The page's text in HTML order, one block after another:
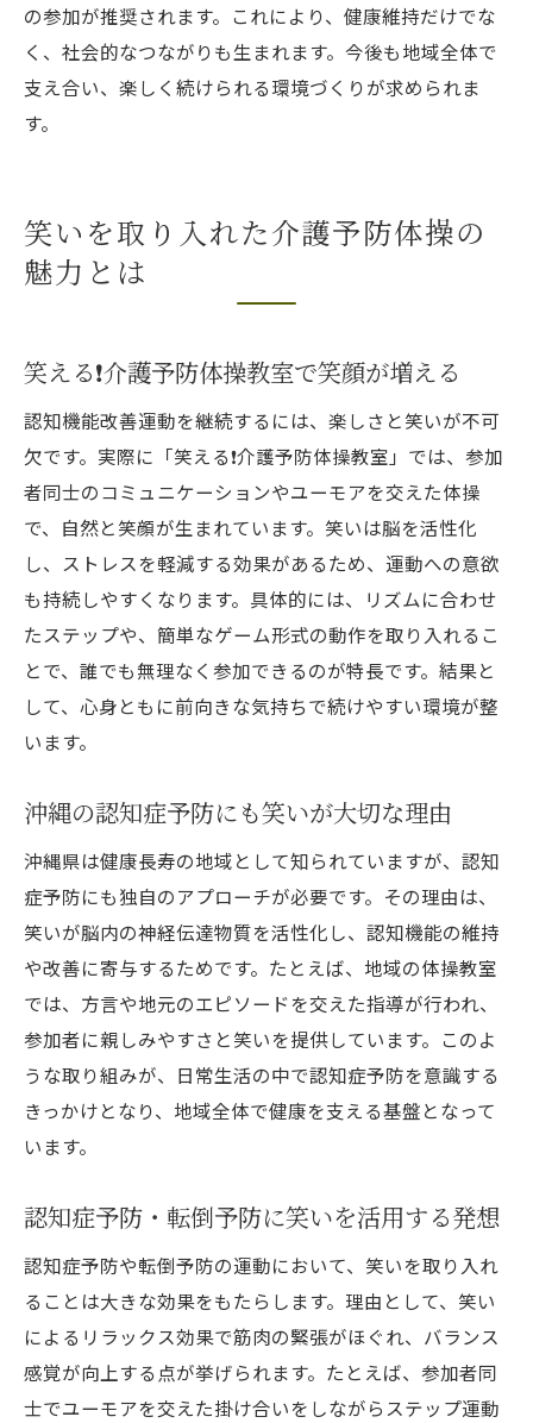
の参加が推奨されます。これにより、健康維持だけでな
く、社会的なつながりも生まれます。今後も地域全体で
支え合い、楽しく続けられる環境づくりが求められま
す。
笑いを取り入れた介護予防体操の
魅力とは
笑える❗️介護予防体操教室で笑顔が増える
認知機能改善運動を継続するには、楽しさと笑いが不可
欠です。実際に「笑える❗️介護予防体操教室」では、参加
者同士のコミュニケーションやユーモアを交えた体操
で、自然と笑顔が生まれています。笑いは脳を活性化
し、ストレスを軽減する効果があるため、運動への意欲
も持続しやすくなります。具体的には、リズムに合わせ
たステップや、簡単なゲーム形式の動作を取り入れるこ
とで、誰でも無理なく参加できるのが特長です。結果と
して、心身ともに前向きな気持ちで続けやすい環境が整
います。
沖縄の認知症予防にも笑いが大切な理由
沖縄県は健康長寿の地域として知られていますが、認知
症予防にも独自のアプローチが必要です。その理由は、
笑いが脳内の神経伝達物質を活性化し、認知機能の維持
や改善に寄与するためです。たとえば、地域の体操教室
では、方言や地元のエピソードを交えた指導が行われ、
参加者に親しみやすさと笑いを提供しています。このよ
うな取り組みが、日常生活の中で認知症予防を意識する
きっかけとなり、地域全体で健康を支える基盤となって
います。
認知症予防・転倒予防に笑いを活用する発想
認知症予防や転倒予防の運動において、笑いを取り入れ
ることは大きな効果をもたらします。理由として、笑い
によるリラックス効果で筋肉の緊張がほぐれ、バランス
感覚が向上する点が挙げられます。たとえば、参加者同
士でユーモアを交えた掛け合いをしながらステップ運動